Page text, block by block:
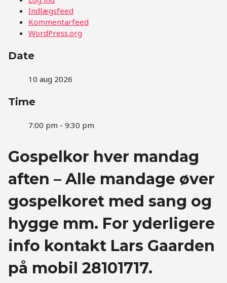
Indlægsfeed
Kommentarfeed
WordPress.org
Date
10 aug 2026
Time
7:00 pm - 9:30 pm
Gospelkor hver mandag
aften – Alle mandage øver
gospelkoret med sang og
hygge mm. For yderligere
info kontakt Lars Gaarden
på mobil 28101717.